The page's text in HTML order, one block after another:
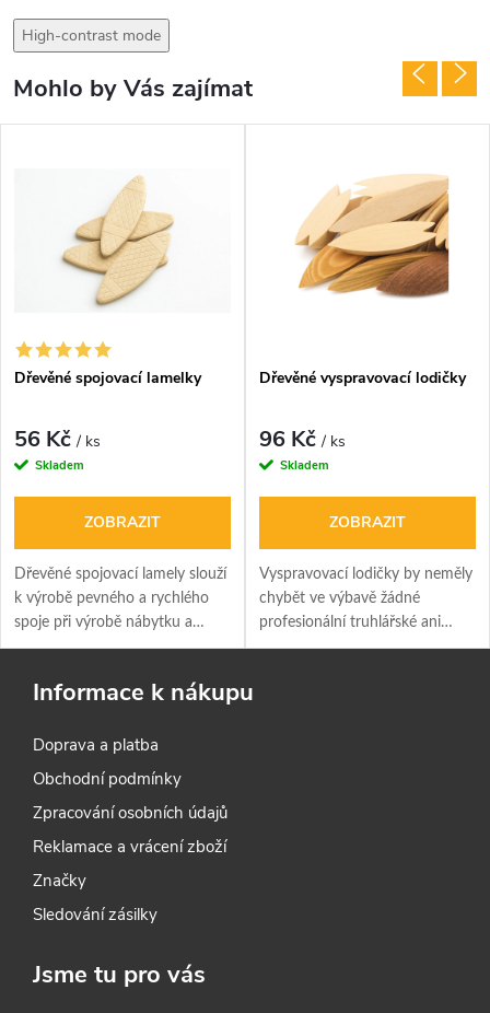
High-contrast mode
Mohlo by Vás zajímat
Dřevěné spojovací lamelky
56 Kč/ ks
Skladem
ZOBRAZIT
Dřevěné spojovací lamely slouží
k výrobě pevného a rychlého
spoje při výrobě nábytku a
některých truhlářských výrobků
ke spojování dílců
dřevovláknitých desek, ale i ke
Dřevěné vyspravovací lodičky
96 Kč/ ks
Skladem
ZOBRAZIT
Vyspravovací lodičky by neměly
chybět ve výbavě žádné
profesionální truhlářské ani
restaurátorské dílny. Velmi
Informace k nákupu
Doprava a platba
Obchodní podmínky
Zpracování osobních údajů
Reklamace a vrácení zboží
Značky
Sledování zásilky
Jsme tu pro vás